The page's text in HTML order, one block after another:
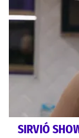
SIRVIÓ